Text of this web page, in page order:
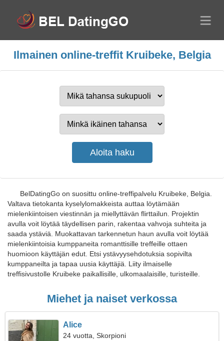
Ilmainen online-treffit Kruibeke, Belgia
BelDatingGo on suosittu online-treffipalvelu Kruibeke, Belgia.
Valtava tietokanta kyselylomakkeista auttaa löytämään
mielenkiintoisen viestinnän ja miellyttävän flirttailun. Projektin
avulla voit löytää täydellisen parin, rakentaa vahvoja suhteita ja
saada ystäviä. Muokattavan tarkennetun haun avulla voit löytää
mielenkiintoisia kumppaneita romanttisille treffeille ottaen
huomioon käyttäjän edut. Etsi ystävyysehdotuksia sopivilta
kumppaneilta ja tapaa uusia käyttäjiä. Liity ilmaiselle
treffisivustolle Kruibeke paikallisille, ulkomaalaisille, turisteille.
Miehet ja naiset verkossa
Alice
24 vuotta, Skorpioni